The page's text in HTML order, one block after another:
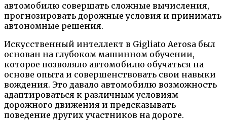
автомобилю совершать сложные вычисления,
прогнозировать дорожные условия и принимать
автономные решения.
Искусственный интеллект в Gigliato Aerosa был
основан на глубоком машинном обучении,
которое позволяло автомобилю обучаться на
основе опыта и совершенствовать свои навыки
вождения. Это давало автомобилю возможность
адаптироваться к различным условиям
дорожного движения и предсказывать
поведение других участников на дороге.